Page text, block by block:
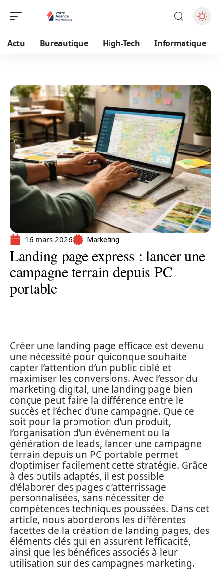
Actu Bureautique High-Tech Informatique
16 mars 2026 Marketing
Landing page express : lancer une
campagne terrain depuis PC
portable
Créer une landing page efficace est devenu
une nécessité pour quiconque souhaite
capter l’attention d’un public ciblé et
maximiser les conversions. Avec l’essor du
marketing digital, une landing page bien
conçue peut faire la différence entre le
succès et l’échec d’une campagne. Que ce
soit pour la promotion d’un produit,
l’organisation d’un événement ou la
génération de leads, lancer une campagne
terrain depuis un PC portable permet
d’optimiser facilement cette stratégie. Grâce
à des outils adaptés, il est possible
d’élaborer des pages d’atterrissage
personnalisées, sans nécessiter de
compétences techniques poussées. Dans cet
article, nous aborderons les différentes
facettes de la création de landing pages, des
éléments clés qui en assurent l’efficacité,
ainsi que les bénéfices associés à leur
utilisation sur des campagnes marketing.